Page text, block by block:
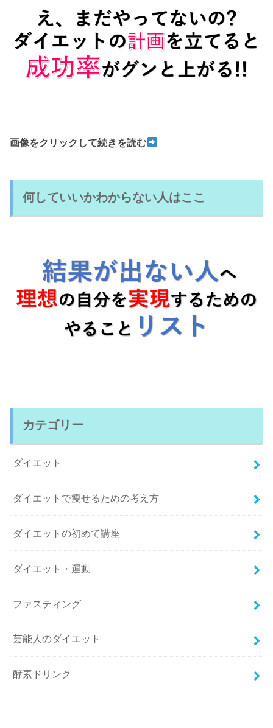
画像をクリックして続きを読む
何していいかわからない人はここ
カテゴリー
ダイエット
ダイエットで痩せるための考え方
ダイエットの初めて講座
ダイエット・運動
ファスティング
芸能人のダイエット
酵素ドリンク